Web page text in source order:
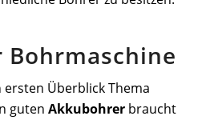
Bohrmaschine
Überblick Thema
guten Akkubohrerbraucht